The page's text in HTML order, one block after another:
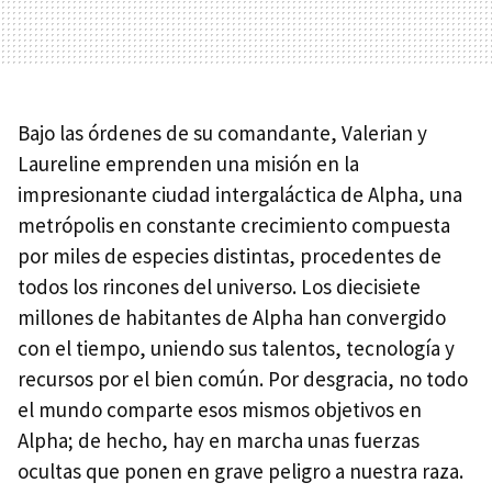
Bajo las órdenes de su comandante, Valerian y
Laureline emprenden una misión en la
impresionante ciudad intergaláctica de Alpha, una
metrópolis en constante crecimiento compuesta
por miles de especies distintas, procedentes de
todos los rincones del universo. Los diecisiete
millones de habitantes de Alpha han convergido
con el tiempo, uniendo sus talentos, tecnología y
recursos por el bien común. Por desgracia, no todo
el mundo comparte esos mismos objetivos en
Alpha; de hecho, hay en marcha unas fuerzas
ocultas que ponen en grave peligro a nuestra raza.